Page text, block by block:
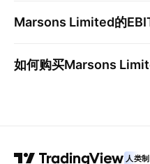
Marsons Limited的
如何购买Marsons
人类